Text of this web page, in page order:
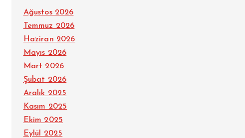
Ağustos 2026
Temmuz 2026
Haziran 2026
Mayıs 2026
Mart 2026
Şubat 2026
Aralık 2025
Kasım 2025
Ekim 2025
Eylül 2025